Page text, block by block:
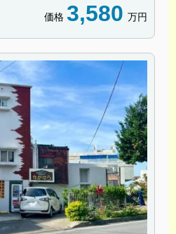
価格 3,580 万円